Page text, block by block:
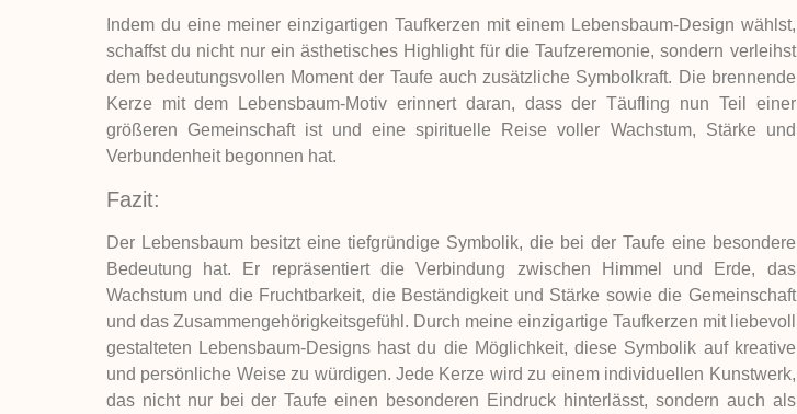
Indem du eine meiner einzigartigen Taufkerzen mit einem Lebensbaum-Design wählst,
schaffst du nicht nur ein ästhetisches Highlight für die Taufzeremonie, sondern verleihst
dem bedeutungsvollen Moment der Taufe auch zusätzliche Symbolkraft. Die brennende
Kerze mit dem Lebensbaum-Motiv erinnert daran, dass der Täufling nun Teil einer
größeren Gemeinschaft ist und eine spirituelle Reise voller Wachstum, Stärke und
Verbundenheit begonnen hat.
Fazit:
Der Lebensbaum besitzt eine tiefgründige Symbolik, die bei der Taufe eine besondere
Bedeutung hat. Er repräsentiert die Verbindung zwischen Himmel und Erde, das
Wachstum und die Fruchtbarkeit, die Beständigkeit und Stärke sowie die Gemeinschaft
und das Zusammengehörigkeitsgefühl. Durch meine einzigartige Taufkerzen mit liebevoll
gestalteten Lebensbaum-Designs hast du die Möglichkeit, diese Symbolik auf kreative
und persönliche Weise zu würdigen. Jede Kerze wird zu einem individuellen Kunstwerk,
das nicht nur bei der Taufe einen besonderen Eindruck hinterlässt, sondern auch als